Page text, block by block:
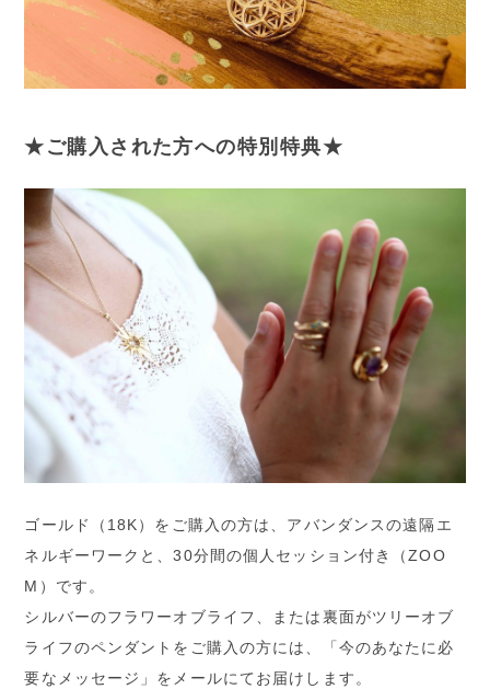
★ご購入された方への特別特典★
ゴールド（18K）をご購入の方は、アバンダンスの遠隔エ
ネルギーワークと、30分間の個人セッション付き（ZOO
M）です。
シルバーのフラワーオブライフ、または裏面がツリーオブ
ライフのペンダントをご購入の方には、「今のあなたに必
要なメッセージ」をメールにてお届けします。